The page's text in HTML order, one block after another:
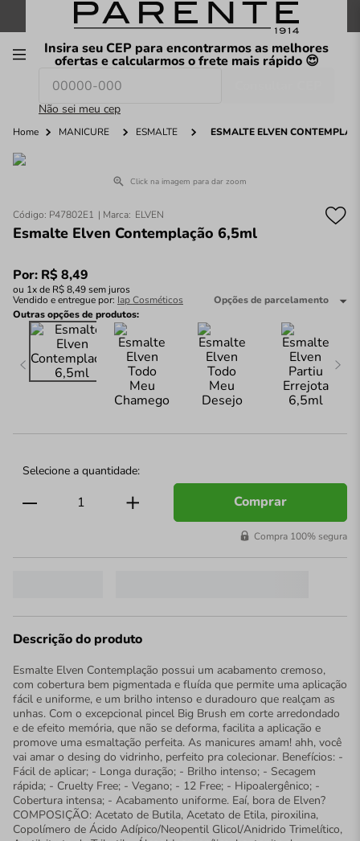
FRETE GRÁTIS nas compras a partir de R$199
Insira seu CEP para encontrarmos as melhores
ofertas e calcularmos o frete mais rápido 😍
Não sei meu cep
O que você procura hoje?
Home MANICURE ESMALTE ESMALTE ELVEN
Click na imagem para dar zoom
Código: P47802E1 ELVEN
Esmalte Elven Contemplação 6,5ml
Por: R$8,49
ou 1x de R$8,49sem juros
Vendido e entregue por: Iap Cosméticos
Opções de parcelamento
Outras opções de produtos:
Comprar
Compra 100% segura
Descrição do produto
Esmalte Elven Contemplação possui um acabamento cremoso,
com cobertura bem pigmentada e fluída que permite uma aplicação
fácil e uniforme, e um brilho intenso e duradouro que realçam as
unhas. Com o excepcional pincel Big Brush em corte arredondado
e de efeito memória, que não se deforma, facilita a aplicação e
promove uma esmaltação perfeita. As manicures amam! ahh, você
vai amar o desing do vidrinho, perfeito pra colecionar. Benefícios: -
Fácil de aplicar; - Longa duração; - Brilho intenso; - Secagem
rápida; - Cruelty Free; - Vegano; - 12 Free; - Hipoalergênico; -
Cobertura intensa; - Acabamento uniforme. Eaí, bora de Elven?
COMPOSIÇÃO: Acetato de Butila, Acetato de Etila, piroxilina,
Copolímero de Ácido Adípico/Neopentil Glicol/Anidrido Trimelítico,